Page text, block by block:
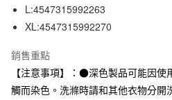
元大商業銀行
玉山商業銀行
台灣樂天信用卡公司
悠遊付
全家取貨付款
每筆NT$65，滿NT$1,000(含以上)免
L:4547315992263
XL:4547315992270
銷售重點
【注意事項】：●深色製品可能因
觸而染色。洗滌時請和其他衣物分開